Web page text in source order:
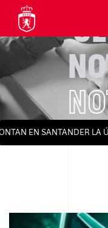
EN SANTANDER LA